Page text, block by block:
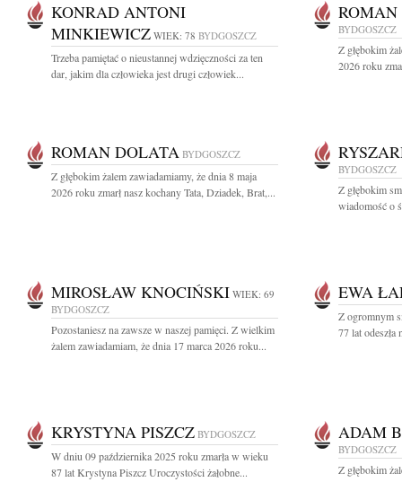
KONRAD ANTONI
MINKIEWICZ WIEK: 78 BYDGOSZCZ
Trzeba pamiętać o nieustannej wdzięczności za ten
dar, jakim dla człowieka jest drugi człowiek...
BYDGOSZCZ
Z głębokim
2026 roku
ROMAN DOLATA BYDGOSZCZ
Z głębokim żalem zawiadamiamy, że dnia 8 maja
2026 roku zmarł nasz kochany Tata, Dziadek, Brat,...
BYDGOSZCZ
Z głębokim
wiadomość o
MIROSŁAW KNOCIŃSKI WIEK: 69
BYDGOSZCZ
Pozostaniesz na zawsze w naszej pamięci. Z wielkim
żalem zawiadamiam, że dnia 17 marca 2026 roku...
EWA
Z ogromnym
77 lat
KRYSTYNA PISZCZ BYDGOSZCZ
W dniu 09 października 2025 roku zmarła w wieku
87 lat Krystyna Piszcz Uroczystości żałobne...
ADAM
BYDGOSZCZ
Z głębokim